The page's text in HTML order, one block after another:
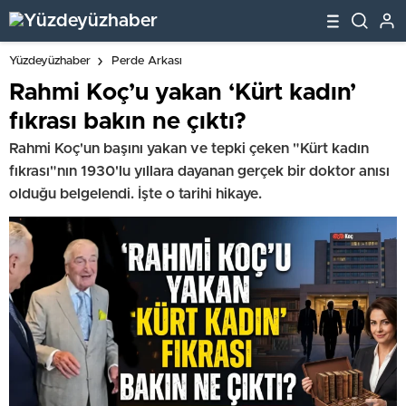
Yüzdeyüzhaber Perde Arkası
Rahmi Koç’u yakan ‘Kürt kadın’
fıkrası bakın ne çıktı?
Rahmi Koç'un başını yakan ve tepki çeken "Kürt kadın
fıkrası"nın 1930'lu yıllara dayanan gerçek bir doktor anısı
olduğu belgelendi. İşte o tarihi hikaye.